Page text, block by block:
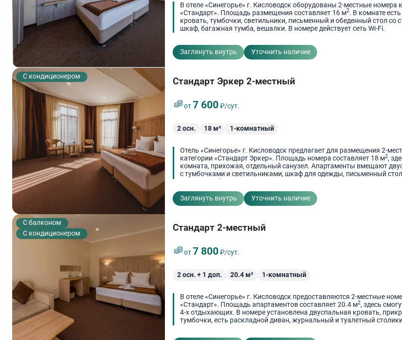
В отеле «Синегорье» г. Кисловодск оборудованы 2-местные номера
«Стандарт». Площадь размещения составляет 16 м2. В комнате
кровать, тумбочки, светильники, письменный и обеденный стол со
шкаф, багажная тумба, вешалки. В номере действует сеть Wi-Fi.
Заглянуть внутрь Уточнить наличие
С кондиционером Стандарт Эркер 2-местный
от 7 600 ₽/сут.
2осн. 18м² 1-комнатный
Отель «Синегорье» г. Кисловодск предлагает для размещения 2-
категории «Стандарт Эркер». Площадь номера составляет 18 м2,
комната, прихожая, отдельный санузел. Апартаменты вмещают
с тумбочками и светильниками, шкаф для одежды, письменный
журнальный столик.
Заглянуть внутрь
Уточнить наличие
C балконом
С кондиционером
Стандарт 2-местный
от 7 800 ₽/сут.
2осн. + 1 доп. 20.4м² 1-комнатный
В отеле «Синегорье» г. Кисловодск предоставляются 2-местные
«Стандарт». Площадь апартаментов составляет 20.4 м2, здесь
4-х отдыхающих. В номере установлена двуспальная кровать,
тумбочки, есть раскладной диван, журнальный и туалетный